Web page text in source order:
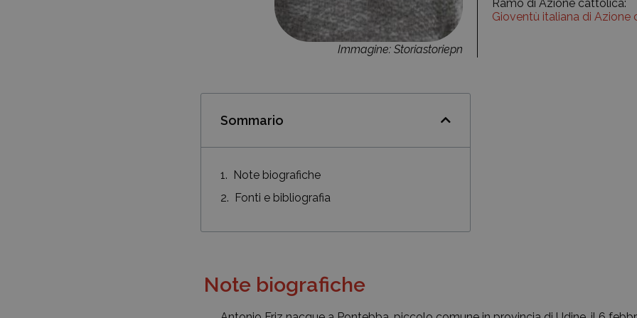
Immagine: Storiastoriepn
Ramo di Azione cattolica:
Gioventù italiana di Azione
Sommario
Note biografiche
Fonti e bibliografia
Note biografiche